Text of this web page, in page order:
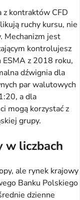
kontraktów CFD
ruchy kursu, nie
Mechanizm jest
kontrolujesz
ESMA z 2018 roku,
dźwignia dla
par walutowych
a dla
mogą korzystać z
grupy.
w liczbach
ale rynek krajowy
Banku Polskiego
dzienne